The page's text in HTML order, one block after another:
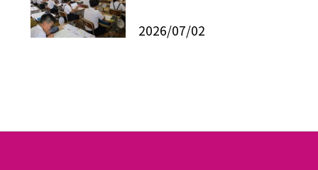
2026/07/02